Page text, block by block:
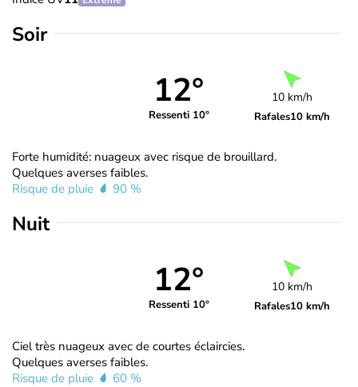
Soir
12°
Ressenti 10°
10 km/h
Rafales10 km/h
Forte humidité: nuageux avec risque de brouillard.
Quelques averses faibles.
Risque de pluie
90 %
Nuit
12°
Ressenti 10°
10 km/h
Rafales10 km/h
Ciel très nuageux avec de courtes éclaircies.
Quelques averses faibles.
Risque de pluie
60 %